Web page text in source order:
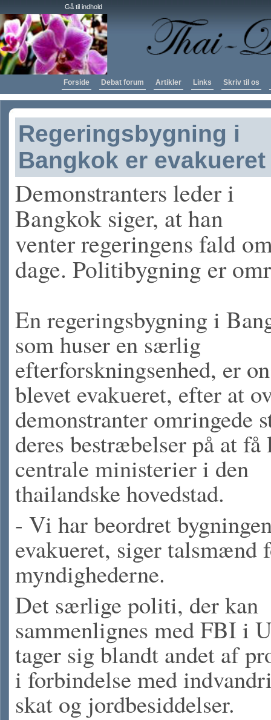
Gå til indhold
Forside Debat forum Artikler Links Skriv til os
Regeringsbygning i
Bangkok er evakueret
Demonstranters leder i
Bangkok siger, at han
venter regeringens fald
dage. Politibygning er
En regeringsbygning i
som huser en særlig
efterforskningsenhed, er
blevet evakueret, efter at
demonstranter omringede
deres bestræbelser på at
centrale ministerier i den
thailandske hovedstad.
- Vi har beordret
evakueret, siger talsmænd
myndighederne.
Det særlige politi, der kan
sammenlignes med FBI i
tager sig blandt andet af
i forbindelse med
skat og jordbesiddelser.